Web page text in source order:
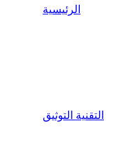
الرئيسية
التقنية التوثيق